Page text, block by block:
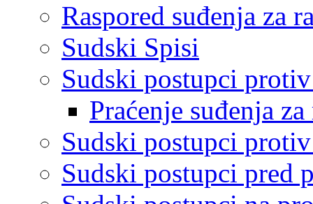
Raspored suđenja za
Sudski Spisi
Sudski postupci
Praćenje suđenja
Sudski postupci
Sudski postupci pred